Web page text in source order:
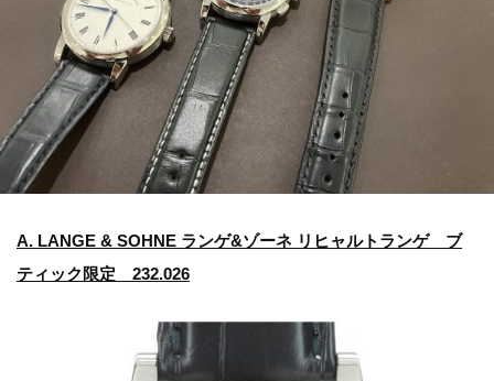
A. LANGE & SOHNE ランゲ&ゾーネ リヒャルトランゲ ブ
ティック限定 232.026